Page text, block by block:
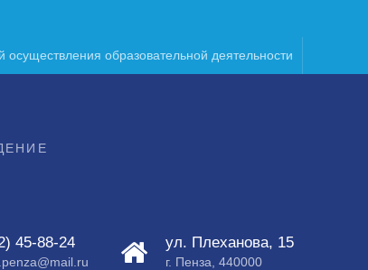
осуществления образовательной деятельности
45-88-24 ул. Плеханова, 15
г. Пенза, 440000